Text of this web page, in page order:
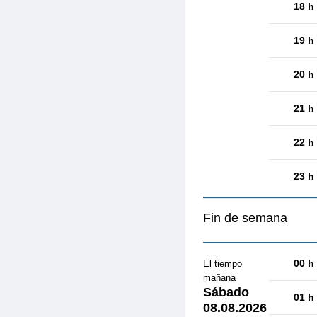
18 h
19 h
20 h
21 h
22 h
23 h
Fin de semana
El tiempo
mañana
Sábado
08.08.2026
00 h
01 h